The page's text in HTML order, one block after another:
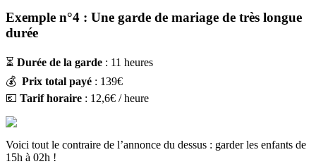
Exemple n°4 : Une garde de mariage de très longue
durée
⏳ Durée de la garde : 11 heures
💰 Prix total payé : 139€
💶 Tarif horaire : 12,6€ / heure
Voici tout le contraire de l’annonce du dessus : garder les enfants de
15h à 02h !